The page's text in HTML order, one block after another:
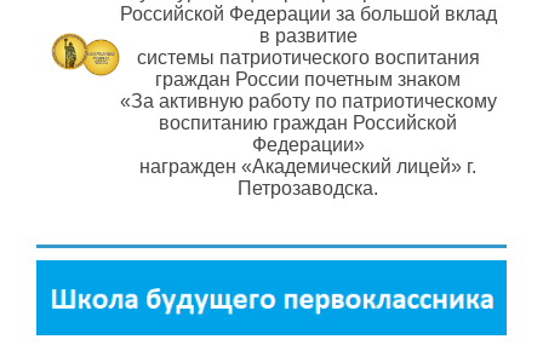
Российской Федерации за большой вклад
в развитие
системы патриотического воспитания
граждан России почетным знаком
«За активную работу по патриотическому
воспитанию граждан Российской
Федерации»
награжден «Академический лицей» г.
Петрозаводска.